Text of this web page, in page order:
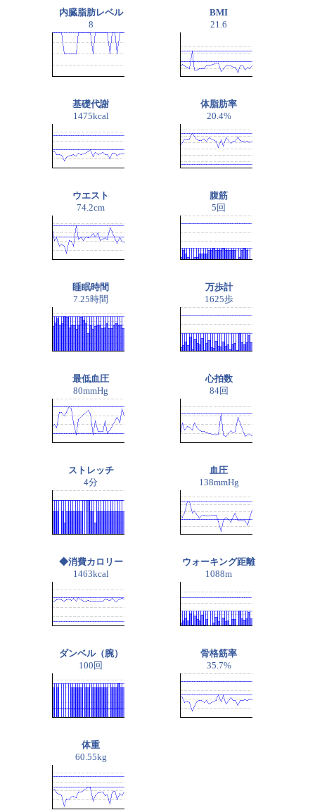
内臓脂肪レベル
8
BMI
21.6
基礎代謝
1475kcal
体脂肪率
20.4%
ウエスト
74.2cm
腹筋
5回
睡眠時間
7.25時間
万歩計
1625歩
最低血圧
80mmHg
心拍数
84回
ストレッチ
4分
血圧
138mmHg
◆消費カロリー
1463kcal
ウォーキング距離
1088m
ダンベル（腕）
100回
骨格筋率
35.7%
体重
60.55kg